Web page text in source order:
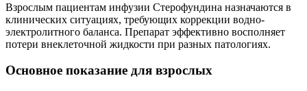
Взрослым пациентам инфузии Стерофундина назначаются в
клинических ситуациях, требующих коррекции водно-
электролитного баланса. Препарат эффективно восполняет
потери внеклеточной жидкости при разных патологиях.
Основное показание для взрослых